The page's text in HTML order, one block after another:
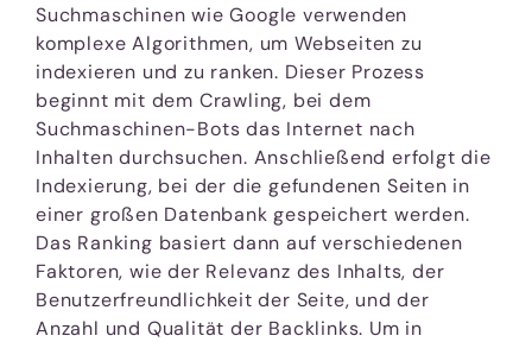
Suchmaschinen wie Google verwenden
komplexe Algorithmen, um Webseiten zu
indexieren und zu ranken. Dieser Prozess
beginnt mit dem Crawling, bei dem
Suchmaschinen-Bots das Internet nach
Inhalten durchsuchen. Anschließend erfolgt die
Indexierung, bei der die gefundenen Seiten in
einer großen Datenbank gespeichert werden.
Das Ranking basiert dann auf verschiedenen
Faktoren, wie der Relevanz des Inhalts, der
Benutzerfreundlichkeit der Seite, und der
Anzahl und Qualität der Backlinks. Um in